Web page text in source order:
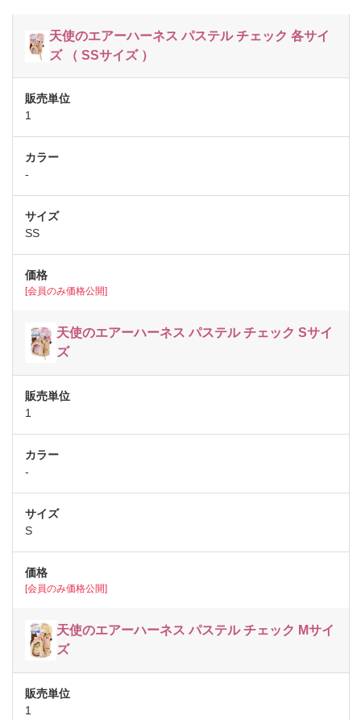
天使のエアーハーネス パステル チェック 各サイ
ズ （ SSサイズ ）
1
-
SS
[会員のみ価格公開]
天使のエアーハーネス パステル チェック Sサイ
ズ
1
-
S
[会員のみ価格公開]
天使のエアーハーネス パステル チェック Mサイ
ズ
1